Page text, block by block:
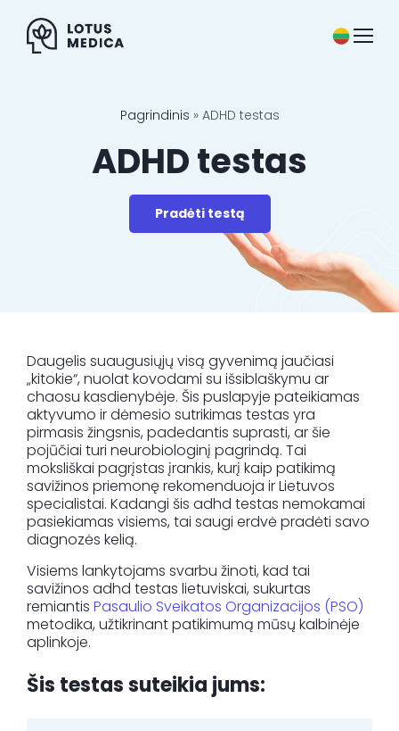
content
Paslaugos
Registracija
Pagrindinis »ADHD testas
ADHD testas
Pradėti testą
Daugelis suaugusiųjų visą gyvenimą jaučiasi
„kitokie“, nuolat kovodami su išsiblaškymu ar
chaosu kasdienybėje. Šis puslapyje pateikiamas
aktyvumo ir dėmesio sutrikimas testas yra
pirmasis žingsnis, padedantis suprasti, ar šie
pojūčiai turi neurobiologinį pagrindą. Tai
moksliškai pagrįstas įrankis, kurį kaip patikimą
savižinos priemonę rekomenduoja ir Lietuvos
specialistai. Kadangi šis adhd testas nemokamai
pasiekiamas visiems, tai saugi erdvė pradėti savo
diagnozės kelią.
Visiems lankytojams svarbu žinoti, kad tai
savižinos adhd testas lietuviskai, sukurtas
remiantis Pasaulio Sveikatos Organizacijos (PSO)
metodika, užtikrinant patikimumą mūsų kalbinėje
aplinkoje.
Šis testas suteikia jums: